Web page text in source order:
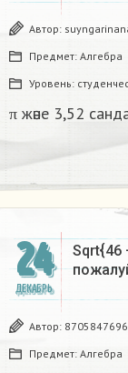
Автор:
Предмет: Алгебра
Уровень:
π және 3,52
24
ДЕКАБРЬ
Sqrt{46
Автор:
Предмет: Алгебра